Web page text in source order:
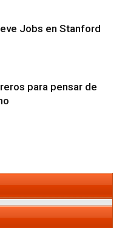
Jobs en Stanford
para pensar de